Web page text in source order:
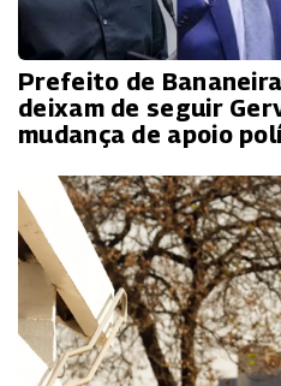
Prefeito de
deixam de seguir
mudança de apoio